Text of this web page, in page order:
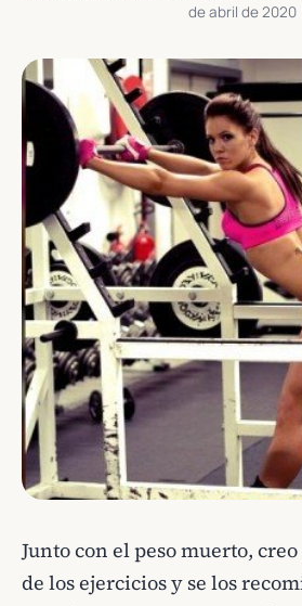
de abril de 2020
Junto con el peso muerto,
de los ejercicios y se los